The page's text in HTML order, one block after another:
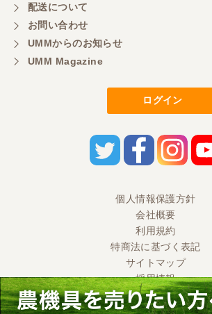
配送について
お問い合わせ
UMMからのお知らせ
UMM Magazine
ログイン
個人情報保護方針
会社概要
利用規約
特商法に基づく表記
サイトマップ
採用情報
Ⓒ 2020 UMM CO., LTD. All Rights